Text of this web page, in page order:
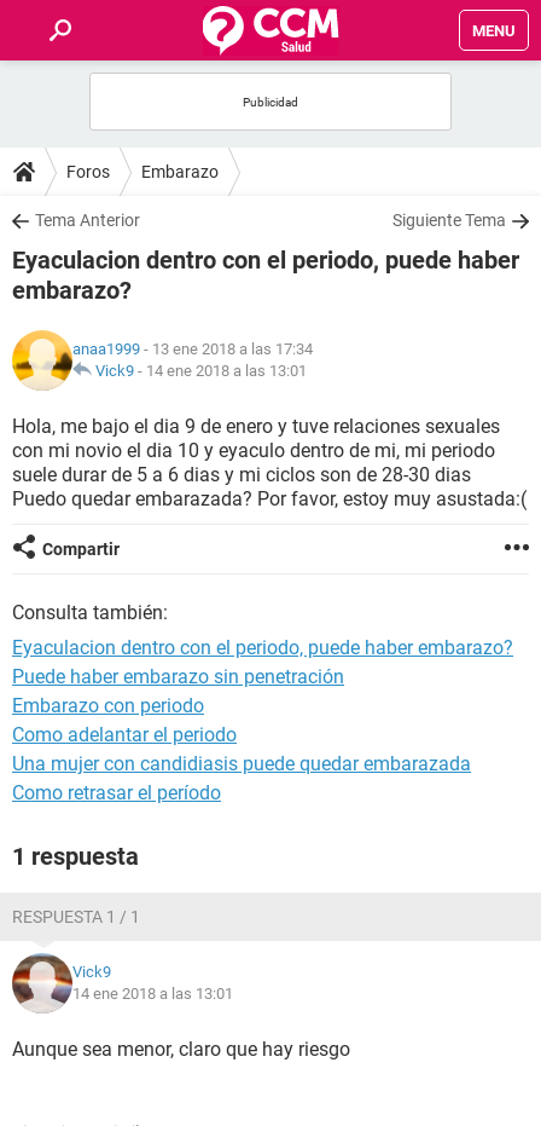
MENU
FOROS
SALUD
FAMILIA
NUTRICIÓN
SEXUALIDAD
Foros Embarazo
Tema Anterior Siguiente Tema
Eyaculacion dentro con el periodo, puede haber
embarazo?
anaa1999 - 13 ene 2018 a las 17:34
Vick9 - 14 ene 2018 a las 13:01
Hola, me bajo el dia 9 de enero y tuve relaciones sexuales
con mi novio el dia 10 y eyaculo dentro de mi, mi periodo
suele durar de 5 a 6 dias y mi ciclos son de 28-30 dias
Puedo quedar embarazada? Por favor, estoy muy asustada:(
Compartir
Consulta también:
Eyaculacion dentro con el periodo, puede haber embarazo?
Puede haber embarazo sin penetración
Embarazo con periodo
Como adelantar el periodo
Una mujer con candidiasis puede quedar embarazada
Como retrasar el período
1 respuesta
RESPUESTA 1 / 1
Vick9
14 ene 2018 a las 13:01
Aunque sea menor, claro que hay riesgo